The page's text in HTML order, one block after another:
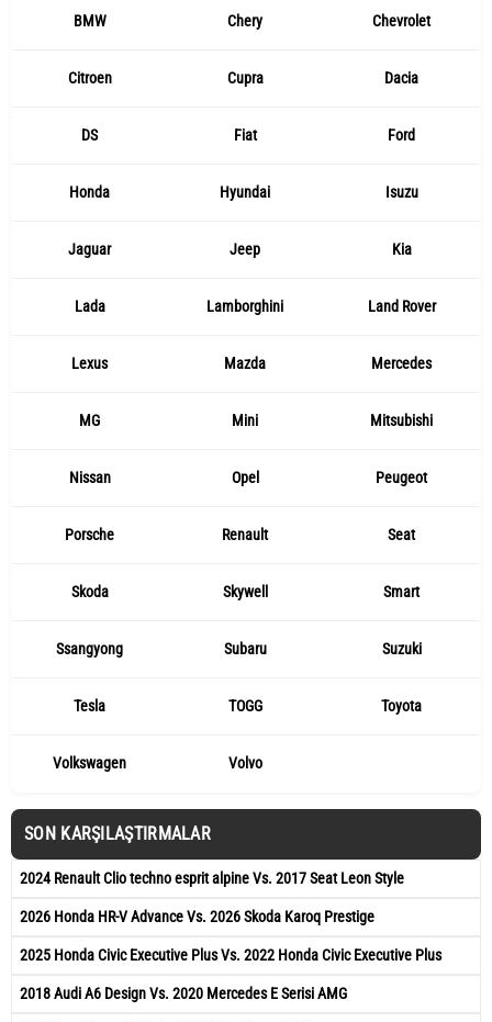
BMW Chery Chevrolet
Citroen Cupra Dacia
DS Fiat Ford
Honda Hyundai Isuzu
Jaguar Jeep Kia
Lada Lamborghini Land Rover
Lexus Mazda Mercedes
MG Mini Mitsubishi
Nissan Opel Peugeot
Porsche Renault Seat
Skoda Skywell Smart
Ssangyong Subaru Suzuki
Tesla TOGG Toyota
Volkswagen Volvo
SON KARŞILAŞTIRMALAR
2024 Renault Clio techno esprit alpine Vs. 2017 Seat Leon Style
2026 Honda HR-V Advance Vs. 2026 Skoda Karoq Prestige
2025 Honda Civic Executive Plus Vs. 2022 Honda Civic Executive Plus
2018 Audi A6 Design Vs. 2020 Mercedes E Serisi AMG